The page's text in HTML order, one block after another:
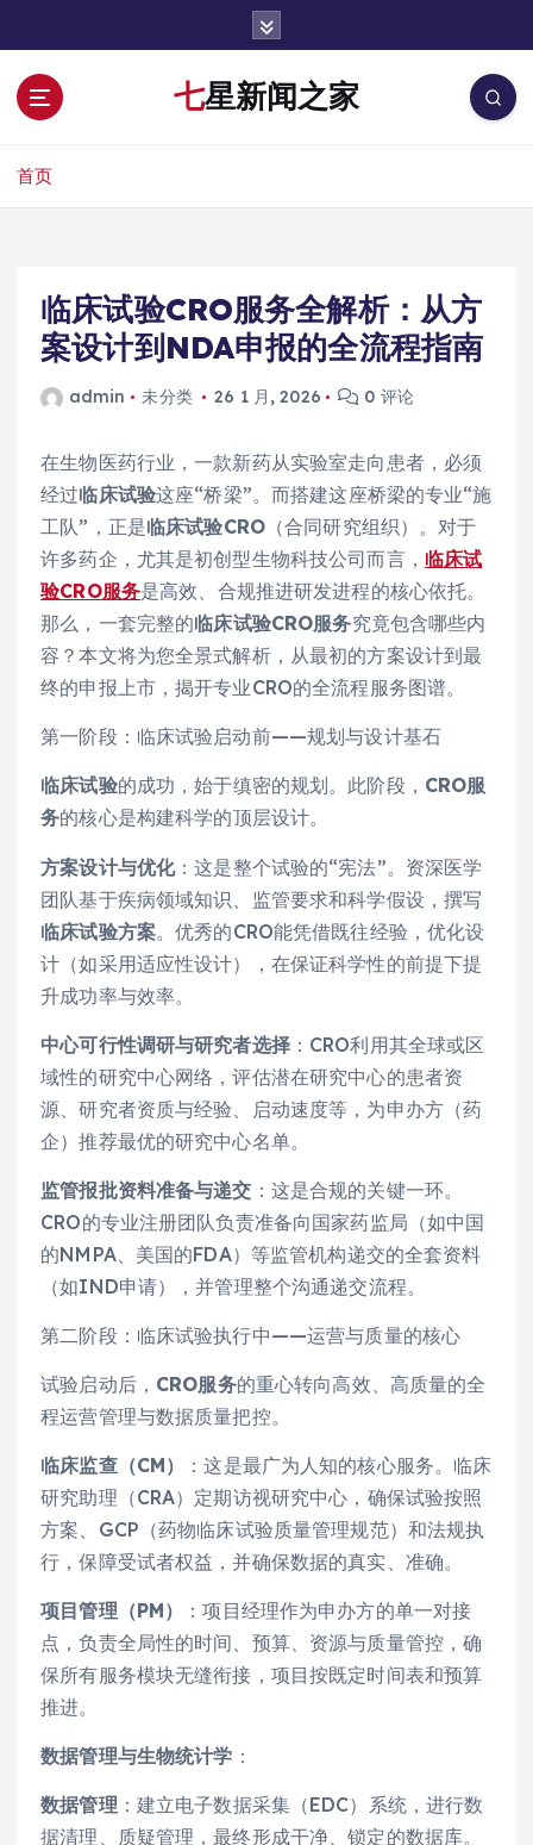
七星新闻之家
首页
临床试验CRO服务全解析：从方
案设计到NDA申报的全流程指南
admin 未分类 26 1 月, 2026 0 评论
在生物医药行业，一款新药从实验室走向患者，必须
经过临床试验这座“桥梁”。而搭建这座桥梁的专业“施
工队”，正是临床试验CRO（合同研究组织）。对于
许多药企，尤其是初创型生物科技公司而言， 临床试
验CRO服务是高效、合规推进研发进程的核心依托。
那么，一套完整的临床试验CRO服务究竟包含哪些内
容？本文将为您全景式解析，从最初的方案设计到最
终的申报上市，揭开专业CRO的全流程服务图谱。
第一阶段：临床试验启动前——规划与设计基石
临床试验的成功，始于缜密的规划。此阶段， CRO服
务的核心是构建科学的顶层设计。
方案设计与优化：这是整个试验的“宪法”。资深医学
团队基于疾病领域知识、监管要求和科学假设，撰写
临床试验方案。优秀的CRO能凭借既往经验，优化设
计（如采用适应性设计），在保证科学性的前提下提
升成功率与效率。
中心可行性调研与研究者选择：CRO利用其全球或区
域性的研究中心网络，评估潜在研究中心的患者资
源、研究者资质与经验、启动速度等，为申办方（药
企）推荐最优的研究中心名单。
监管报批资料准备与递交 ：这是合规的关键一环。
CRO的专业注册团队负责准备向国家药监局（如中国
的NMPA、美国的FDA）等监管机构递交的全套资料
（如IND申请），并管理整个沟通递交流程。
第二阶段：临床试验执行中——运营与质量的核心
试验启动后， CRO服务的重心转向高效、高质量的全
程运营管理与数据质量把控。
临床监查（CM）
：这是最广为人知的核心服务。临床
研究助理（CRA）定期访视研究中心，确保试验按照
方案、GCP（药物临床试验质量管理规范）和法规执
行，保障受试者权益，并确保数据的真实、准确。
项目管理（PM）
：项目经理作为申办方的单一对接
点，负责全局性的时间、预算、资源与质量管控，确
保所有服务模块无缝衔接，项目按既定时间表和预算
推进。
数据管理与生物统计学 ：
数据管理 ：建立电子数据采集（EDC）系统，进行数
据清理、质疑管理，最终形成干净、锁定的数据库。